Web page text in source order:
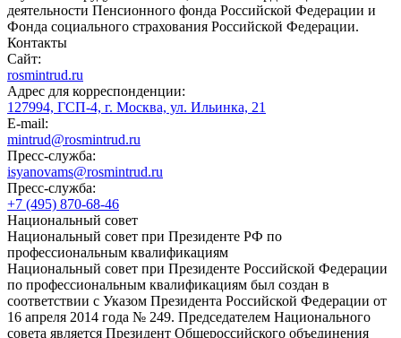
деятельности Пенсионного фонда Российской Федерации и
Фонда социального страхования Российской Федерации.
Контакты
Сайт:
rosmintrud.ru
Адрес для корреспонденции:
127994, ГСП-4, г. Москва, ул. Ильинка, 21
E-mail:
mintrud@rosmintrud.ru
Пресс-служба:
isyanovams@rosmintrud.ru
Пресс-служба:
+7 (495) 870-68-46
Национальный совет
Национальный совет при Президенте РФ по
профессиональным квалификациям
Национальный совет при Президенте Российской Федерации
по профессиональным квалификациям был создан в
соответствии с Указом Президента Российской Федерации от
16 апреля 2014 года № 249. Председателем Национального
совета является Президент Общероссийского объединения